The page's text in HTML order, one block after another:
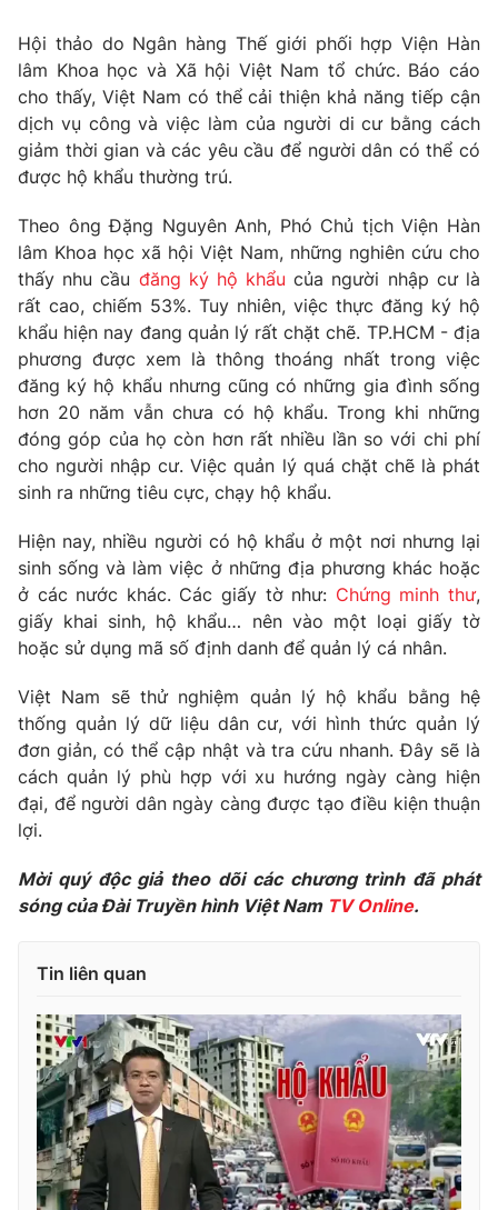
Thế giới đó đây
Câu chuyện quốc tế
Kinh tế
Tài chính
Thị trường
Góc doanh nghiệp
Dữ liệu và đời sống
Truyền hình
Phim VTV
Hậu trường
Nhân vật
Khán giả
Giải sao mai
Giải trí
Điện ảnh
Âm nhạc
Sao
Đời sống
Du lịch
Làm đẹp
Chất lượng cuộc sống
Giáo dục
Tuyển sinh
Học trực tuyến
Công nghệ
Hitech Công nghệ tương lai
Thị trường
Tư vấn
Giao lưu trực tuyến
Lịch phát sóng
Chuyên mục khác
Emagazine Podcast
Photo Infographic
Video Shorts video
VTV Money VTV Thể thao
VTV4 Vươn mình bằng AI
VTV9 VTV8
Liên hệ tòa soạn English
Hội thảo do Ngân hàng Thế giới phối hợp Viện Hàn
lâm Khoa học và Xã hội Việt Nam tổ chức. Báo cáo
cho thấy, Việt Nam có thể cải thiện khả năng tiếp cận
dịch vụ công và việc làm của người di cư bằng cách
giảm thời gian và các yêu cầu để người dân có thể có
được hộ khẩu thường trú.
Theo ông Đặng Nguyên Anh, Phó Chủ tịch Viện Hàn
lâm Khoa học xã hội Việt Nam, những nghiên cứu cho
thấy nhu cầu đăng ký hộ khẩu của người nhập cư là
rất cao, chiếm 53%. Tuy nhiên, việc thực đăng ký hộ
khẩu hiện nay đang quản lý rất chặt chẽ. TP.HCM - địa
phương được xem là thông thoáng nhất trong việc
đăng ký hộ khẩu nhưng cũng có những gia đình sống
hơn 20 năm vẫn chưa có hộ khẩu. Trong khi những
đóng góp của họ còn hơn rất nhiều lần so với chi phí
cho người nhập cư. Việc quản lý quá chặt chẽ là phát
sinh ra những tiêu cực, chạy hộ khẩu.
Hiện nay, nhiều người có hộ khẩu ở một nơi nhưng lại
sinh sống và làm việc ở những địa phương khác hoặc
ở các nước khác. Các giấy tờ như: Chứng minh thư,
giấy khai sinh, hộ khẩu… nên vào một loại giấy tờ
hoặc sử dụng mã số định danh để quản lý cá nhân.
Việt Nam sẽ thử nghiệm quản lý hộ khẩu bằng hệ
thống quản lý dữ liệu dân cư, với hình thức quản lý
đơn giản, có thể cập nhật và tra cứu nhanh. Đây sẽ là
cách quản lý phù hợp với xu hướng ngày càng hiện
đại, để người dân ngày càng được tạo điều kiện thuận
lợi.
Mời quý độc giả theo dõi các chương trình đã phát
sóng của Đài Truyền hình Việt Nam TV Online.
Tin liên quan